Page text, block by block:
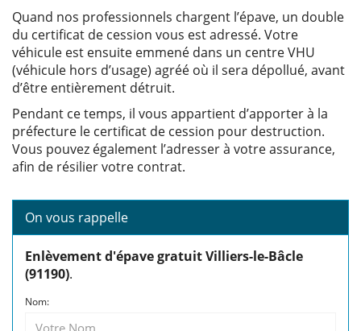
Quand nos professionnels chargent l’épave, un double
du certificat de cession vous est adressé. Votre
véhicule est ensuite emmené dans un centre VHU
(véhicule hors d’usage) agréé où il sera dépollué, avant
d’être entièrement détruit.
Pendant ce temps, il vous appartient d’apporter à la
préfecture le certificat de cession pour destruction.
Vous pouvez également l’adresser à votre assurance,
afin de résilier votre contrat.
On vous rappelle
Enlèvement d'épave gratuit Villiers-le-Bâcle
(91190).
Nom: